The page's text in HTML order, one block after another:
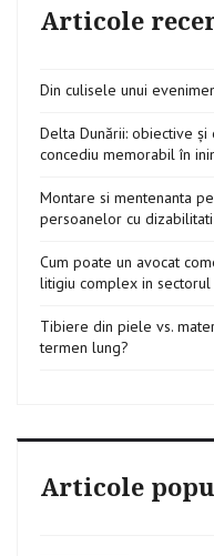
Articole
Din culisele unui
Delta Dunării: obiective
concediu memorabil în
Montare si mentenanta
persoanelor cu dizabilitati
Cum poate un avocat
litigiu complex in
Tibiere din piele vs.
termen lung?
Articole